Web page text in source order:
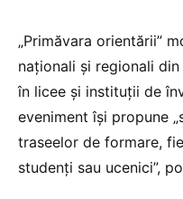
„Primăvara orientării”
naționali și regionali
în licee și instituții de
eveniment își propune
traseelor de formare,
studenți sau ucenici”,